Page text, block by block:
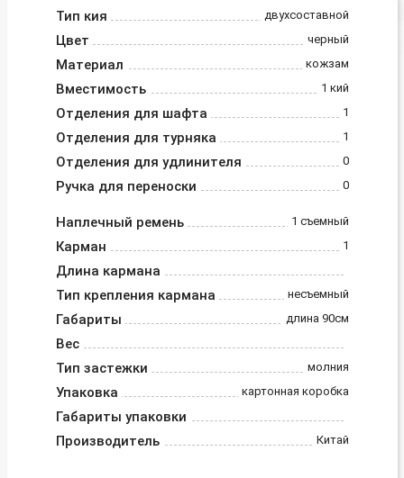
Тип кия двухсоставной
Цвет черный
Материал кожзам
Вместимость 1 кий
Отделения для шафта 1
Отделения для турняка 1
Отделения для удлинителя 0
Ручка для переноски 0
Наплечный ремень 1 съемный
Карман 1
Длина кармана
Тип крепления кармана
несъемный
Габариты длина 90см
Вес
Тип застежки
молния
Упаковка картонная коробка
Габариты упаковки
Производитель
Китай